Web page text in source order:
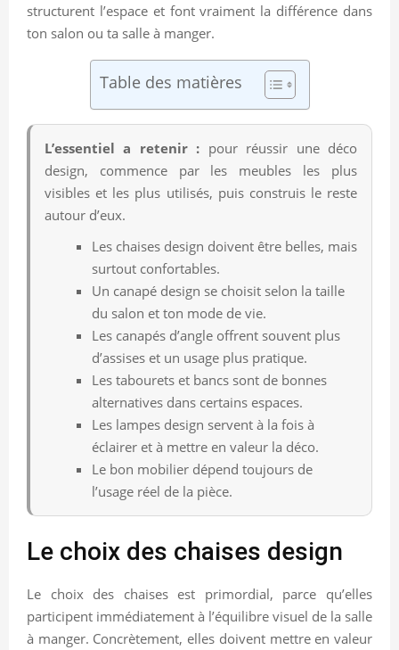
structurent l’espace et font vraiment la différence dans
ton salon ou ta salle à manger.
Table des matières
L’essentiel a retenir : pour réussir une déco
design, commence par les meubles les plus
visibles et les plus utilisés, puis construis le reste
autour d’eux.
Les chaises design doivent être belles, mais
surtout confortables.
Un canapé design se choisit selon la taille
du salon et ton mode de vie.
Les canapés d’angle offrent souvent plus
d’assises et un usage plus pratique.
Les tabourets et bancs sont de bonnes
alternatives dans certains espaces.
Les lampes design servent à la fois à
éclairer et à mettre en valeur la déco.
Le bon mobilier dépend toujours de
l’usage réel de la pièce.
Le choix des chaises design
Le choix des chaises est primordial, parce qu’elles
participent immédiatement à l’équilibre visuel de la salle
à manger. Concrètement, elles doivent mettre en valeur